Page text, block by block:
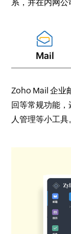
系，并在内网公
Mail
Zoho Mail 企业
回等常规功能
人管理等小工具